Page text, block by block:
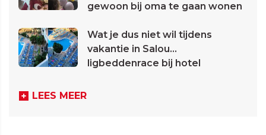
gewoon bij oma te gaan wonen
Wat je dus niet wil tijdens
vakantie in Salou...
ligbeddenrace bij hotel
LEES MEER